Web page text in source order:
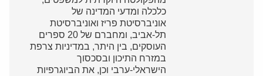
כלכלה ומדעי המדינה של
אוניברסיטת פריז ואוניברסיטת
תל-אביב, ומחברם של 20 ספרים
העוסקים, בין היתר, במדיניות צרפת
במזרח התיכון ובסכסוך
הישראלי-ערבי וכן, את הביוגרפיות